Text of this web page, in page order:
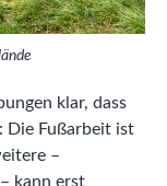
klar, dass
Die Fußarbeit ist
–
kann erst